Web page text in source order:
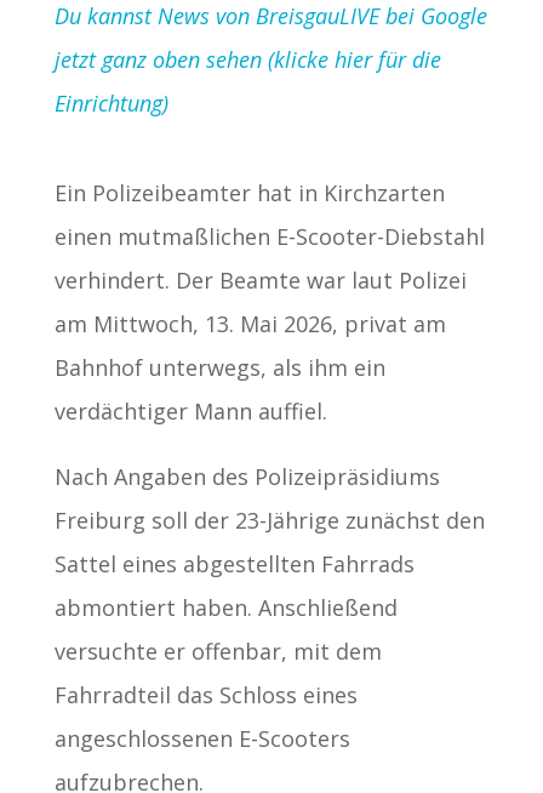
Du kannst News von BreisgauLIVE bei Google
jetzt ganz oben sehen (klicke hier für die
Einrichtung)
Ein Polizeibeamter hat in Kirchzarten
einen mutmaßlichen E-Scooter-Diebstahl
verhindert. Der Beamte war laut Polizei
am Mittwoch, 13. Mai 2026, privat am
Bahnhof unterwegs, als ihm ein
verdächtiger Mann auffiel.
Nach Angaben des Polizeipräsidiums
Freiburg soll der 23-Jährige zunächst den
Sattel eines abgestellten Fahrrads
abmontiert haben. Anschließend
versuchte er offenbar, mit dem
Fahrradteil das Schloss eines
angeschlossenen E-Scooters
aufzubrechen.